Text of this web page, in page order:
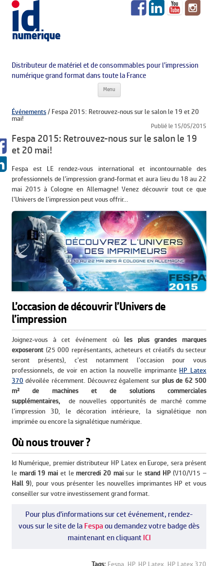
Distributeur de matériel et de consommables pour l’impression
numérique grand format dans toute la France
Menu Aller au contenu principal
Événements/ Fespa 2015: Retrouvez-nous sur le salon le 19 et 20
mai!
Publié le 15/05/2015
Fespa 2015: Retrouvez-nous sur le salon le 19
et 20 mai!
Fespa est LE rendez-vous international et incontournable des
professionnels de l’impression grand-format et aura lieu du 18 au 22
mai 2015 à Cologne en Allemagne! Venez découvrir tout ce que
l’Univers de l’impression peut vous offrir…
L’occasion de découvrir l’Univers de
l’impression
Joignez-vous à cet événement oùles plus grandes marques
exposeront (25 000 représentants, acheteurs et créatifs du secteur
seront présents), c’est notamment l’occasion pour vous
professionnels, de voir en action la nouvelle imprimante HP Latex
370 dévoilée récemment. Découvrez également sur plus de 62 500
m² de machines et de solutions commerciales
supplémentaires, de nouvelles opportunités de marché comme
l’impression 3D, le décoration intérieure, la signalétique non
imprimée ou encore la signalétique numérique.
Où nous trouver ?
Id Numérique, premier distributeur HP Latex en Europe, sera présent
le mardi 19 mai et lemercredi 20 maisur le stand HP(V10/V15 –
Hall 9), pour vous présenter les nouvelles imprimantes HP et vous
conseiller sur votre investissement grand format.
Pour plus d’informations sur cet événement, rendez-
vous sur le site de la Fespaou demandez votre badge dès
maintenant en cliquant ICI